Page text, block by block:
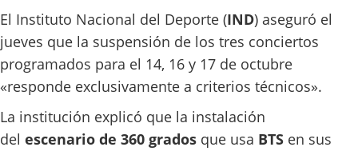
El Instituto Nacional del Deporte (IND) aseguró el
jueves que la suspensión de los tres conciertos
programados para el 14, 16 y 17 de octubre
«responde exclusivamente a criterios técnicos».
La institución explicó que la instalación
del escenario de 360 grados que usa BTS en sus